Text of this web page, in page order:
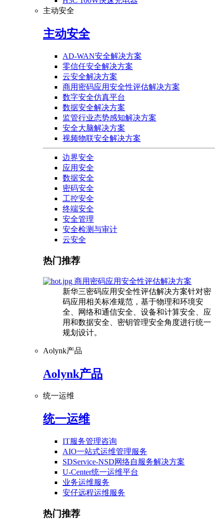
主动安全
主动安全
AD-WAN安全解决方案
零信任安全解决方案
云安全解决方案
商用密码应用安全性评估解决方案
数字安全仿真平台
数据安全解决方案
监管行业态势感知解决方案
安全大脑解决方案
视频物联安全解决方案
边界安全
应用安全
数据安全
密码安全
工控安全
终端安全
安全管理
安全检测与审计
云安全
热门推荐
商用密码应用安全性评估解决方案
新华三密码应用安全性评估解决方案针对密
码应用相关标准规范，基于物理和环境安
全、网络和通信安全、设备和计算安全、应
用和数据安全、密钥管理安全角度进行统一
规划设计。
Aolynk产品
Aolynk产品
统一运维
统一运维
IT服务管理咨询
AIO一站式运维管理服务
SDService-NSD网络自服务解决方案
U-Center统一运维平台
业务运维服务
安仔远程运维服务
热门推荐